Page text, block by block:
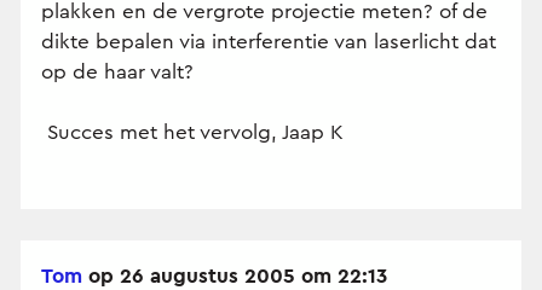
plakken en de vergrote projectie meten? of de
dikte bepalen via interferentie van laserlicht dat
op de haar valt?
Succes met het vervolg, Jaap K
Tom op 26 augustus 2005 om 22:13